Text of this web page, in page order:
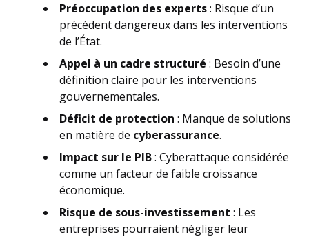
Préoccupation des experts: Risque d’un
précédent dangereux dans les interventions
de l’État.
Appel à un cadre structuré : Besoin d’une
définition claire pour les interventions
gouvernementales.
Déficit de protection : Manque de solutions
en matière de cyberassurance.
Impact sur le PIB: Cyberattaque considérée
comme un facteur de faible croissance
économique.
Risque de sous-investissement : Les
entreprises pourraient négliger leur